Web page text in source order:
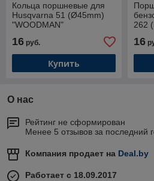
Кольца поршневые для
Husqvarna 51 (Ø45mm)
"WOODMAN"
16 руб.
Купить
262
16
О нас
Рейтинг не сформирован
Менее 5 отзывов за последний
Компания продает на Deal.by
Работает с 18.09.2017